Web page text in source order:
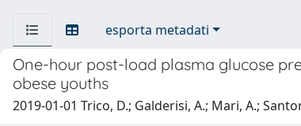
esporta metadati
One-hour post-load plasma glucose
obese youths
2019-01-01 Trico, D.; Galderisi, A.; Mari, A.;